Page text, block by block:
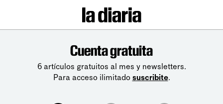
Cuenta gratuita
6 artículos gratuitos al mes y newsletters.
Para acceso ilimitado suscribite.